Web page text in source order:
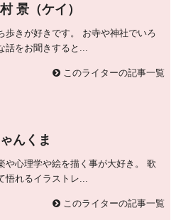
景（ケイ）
歩きが好きです。 お寺や神社でいろ
話をお聞きすると...
このライターの記事一覧
んくま
や心理学や絵を描く事が大好き。 歌
悟れるイラストレ...
このライターの記事一覧